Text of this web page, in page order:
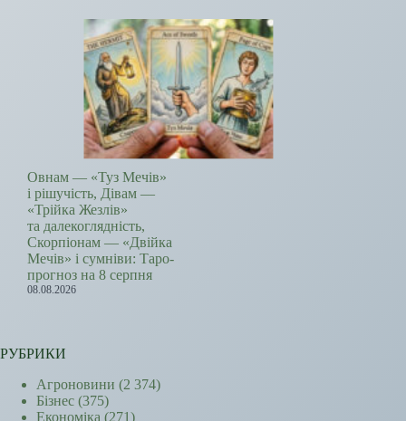
Овнам — «Туз Мечів»
і рішучість, Дівам —
«Трійка Жезлів»
та далекоглядність,
Скорпіонам — «Двійка
Мечів» і сумніви: Таро-
прогноз на 8 серпня
08.08.2026
РУБРИКИ
Агроновини (2 374)
Бізнес (375)
Економіка (271)